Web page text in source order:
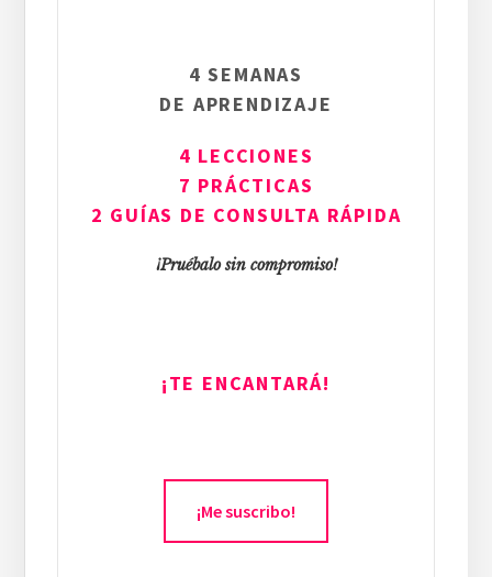
4 SEMANAS
DE APRENDIZAJE
4 LECCIONES
7 PRÁCTICAS
2 GUÍAS DE CONSULTA RÁPIDA
¡Pruébalo sin compromiso!
¡TE ENCANTARÁ!
¡Me suscribo!